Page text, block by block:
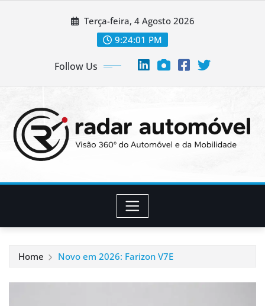
Terça-feira, 4 Agosto 2026
9:24:02 PM
Follow Us
Home Novo em 2026: Farizon V7E